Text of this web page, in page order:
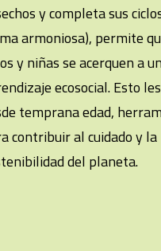
y completa sus
armoniosa), permite
y niñas se acerquen a un
ecosocial. Esto
temprana edad,
contribuir al cuidado y la
del planeta.